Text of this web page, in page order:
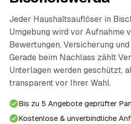
Jeder Haushaltsauflöser in
Umgebung wird vor Aufnahme
Bewertungen, Versicherung
Gerade beim Nachlass zählt
Unterlagen werden geschützt,
transparent vor Ihrer Wahl.
Bis zu 5 Angebote geprüfter
Kostenlose & unverbindliche